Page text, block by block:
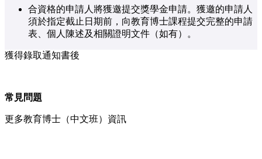
合資格的申請人將獲邀提交獎學金申請。獲邀的申請人
須於指定截止日期前，向教育博士課程提交完整的申請
表、個人陳述及相關證明文件（如有）。
獲得錄取通知書後
常見問題
更多教育博士（中文班）資訊